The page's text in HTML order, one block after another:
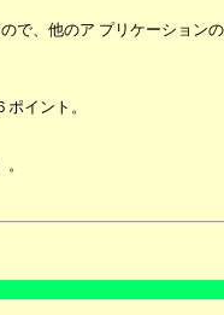
で、他のア プリケーション
イント。